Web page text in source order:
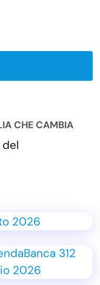
CHE CAMBIA